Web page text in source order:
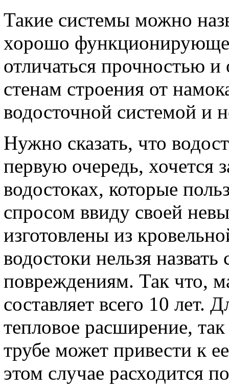
Такие системы можно
хорошо
отличаться прочностью
стенам строения от
водосточной системой и
Нужно сказать, что
первую очередь, хочется
водостоках, которые
спросом ввиду своей
изготовлены из
водостоки нельзя
повреждениям. Так что,
составляет всего 10 лет.
тепловое расширение,
трубе может привести к
этом случае расходится